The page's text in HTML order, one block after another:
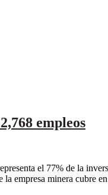
empleos
el 77% de la
empresa minera cubre